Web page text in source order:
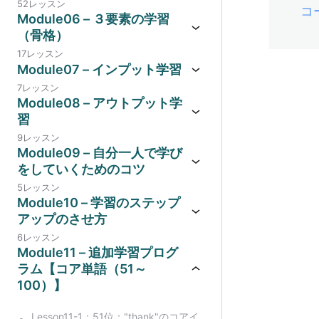
52レッスン
Module06 – ３要素の学習
（骨格）
17レッスン
Module07 – インプット学習
7レッスン
Module08 – アウトプット学
習
9レッスン
Module09 – 自分一人で学び
をしていくためのコツ
5レッスン
Module10 – 学習のステップ
アップのさせ方
6レッスン
Module11 – 追加学習プログ
ラム【コア単語（51～
100）】
Lesson11-1：51位："thank"のコアイ
コ